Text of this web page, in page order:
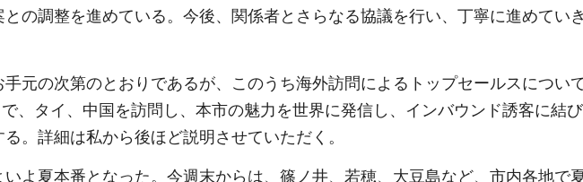
の調整を進めている。今後、関係者とさらなる協議を行い、丁寧に進めてい
元の次第のとおりであるが、このうち海外訪問によるトップセールスについて
、タイ、中国を訪問し、本市の魅力を世界に発信し、インバウンド誘客に結
。詳細は私から後ほど説明させていただく。
よ夏本番となった。今週末からは、篠ノ井、若穂、大豆島など、市内各地で